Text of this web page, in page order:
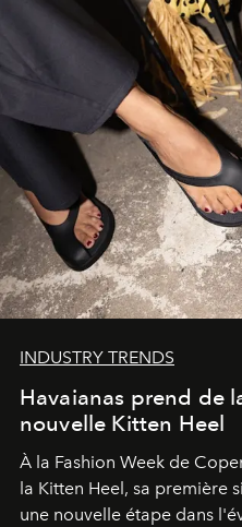
INDUSTRY TRENDS
Havaianas prend de
nouvelle Kitten Heel
À la Fashion Week de
la Kitten Heel, sa première
une nouvelle étape dans